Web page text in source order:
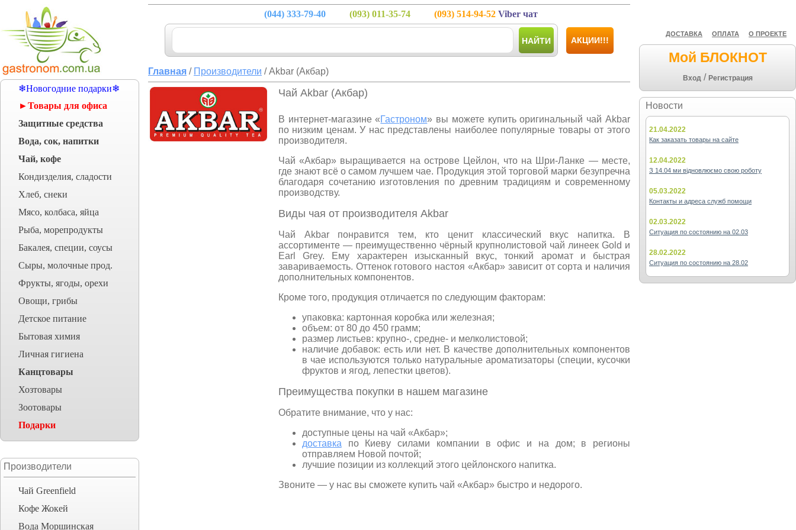
❄Новогодние подарки❄
►Товары для офиса
Защитные средства
Вода, сок, напитки
Чай, кофе
Кондизделия, сладости
Хлеб, снеки
Мясо, колбаса, яйца
Рыба, морепродукты
Бакалея, специи, соусы
Сыры, молочные прод.
Фрукты, ягоды, орехи
Овощи, грибы
Детское питание
Бытовая химия
Личная гигиена
Канцтовары
Хозтовары
Зоотовары
Подарки
Производители
Чай Greenfield
Кофе Жокей
Вода Моршинская
ДОСТАВКА ОПЛАТА О ПРОЕКТЕ
Мой БЛОКНОТ
Вход / Регистрация
Новости
21.04.2022
Как заказать товары на сайте
12.04.2022
З 14.04 ми відновлюємо свою роботу
05.03.2022
Контакты и адреса служб помощи
02.03.2022
Ситуация по состоянию на 02.03
28.02.2022
Ситуация по состоянию на 28.02
(044) 333-79-40 (093) 011-35-74 (093) 514-94-52 Viber чат
НАЙТИ АКЦИИ!!!
Главная / Производители / Akbar (Акбар)
Чай Akbar (Акбар)
В интернет-магазине «Гастроном» вы можете купить оригинальный чай Akbar
по низким ценам. У нас представлены наиболее популярные товары от этого
производителя.
Чай «Акбар» выращивается на острове Цейлон, что на Шри-Ланке — месте,
где знают всё о самом лучшем чае. Продукция этой торговой марки безупречна
благодаря сочетанию изготовления по древним традициям и современному
производству.
Виды чая от производителя Akbar
Чай Akbar понравится тем, кто ценит классический вкус напитка. В
ассортименте — преимущественно чёрный крупнолистовой чай линеек Gold и
Earl Grey. Ему характерен изысканный вкус, тонкий аромат и быстрая
завариваемость. Оттенок готового настоя «Акбар» зависит от сорта и наличия
дополнительных компонентов.
Кроме того, продукция отличается по следующим факторам:
упаковка: картонная коробка или железная;
объем: от 80 до 450 грамм;
размер листьев: крупно-, средне- и мелколистовой;
наличие добавок: есть или нет. В качестве дополнительных компонентов
в чае используются только натуральные ароматизаторы (специи, кусочки
фруктов и ягод, лепестки цветов).
Преимущества покупки в нашем магазине
Обратите внимание, что у нас:
доступные цены на чай «Акбар»;
доставка по Киеву силами компании в офис и на дом; в регионы
отправляем Новой почтой;
лучшие позиции из коллекций этого цейлонского напитка.
Звоните — у нас вы сможете купить чай «Акбар» быстро и недорого.